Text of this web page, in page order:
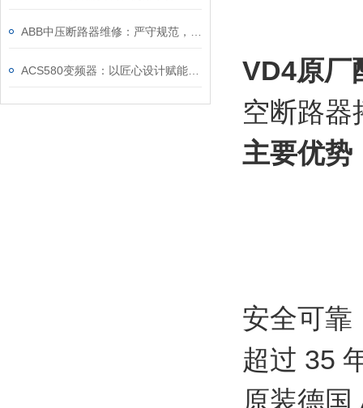
VD4原厂
空断路
主要优势
安全可靠
超过 35
原装德